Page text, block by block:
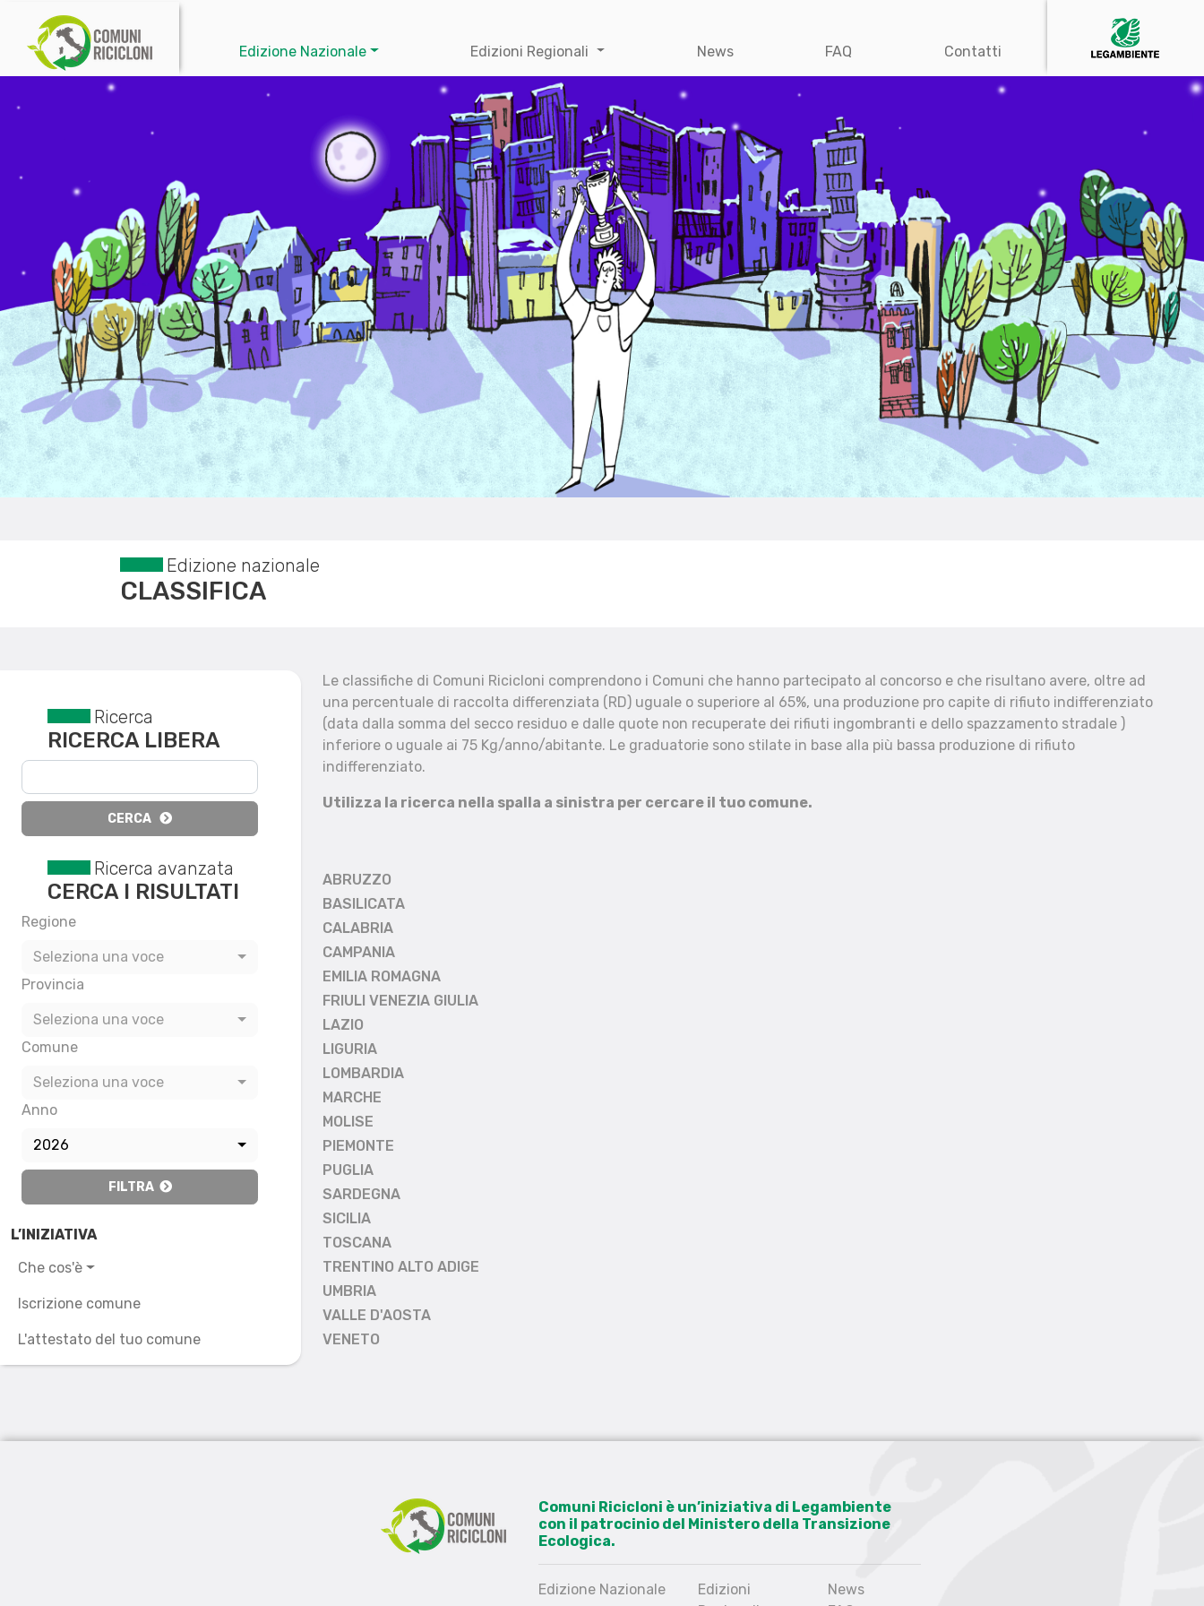
Edizione Nazionale Edizioni Regionali News FAQ Contatti
Edizione nazionale
CLASSIFICA
Reset filtri
Ricerca
RICERCA LIBERA
CERCA
Ricerca avanzata
CERCA I RISULTATI
Regione
Seleziona una voce
Provincia
Seleziona una voce
Comune
Seleziona una voce
Anno
2026
FILTRA
L’INIZIATIVA
Che cos'è
Iscrizione comune
L'attestato del tuo comune
Le classifiche di Comuni Ricicloni comprendono i Comuni che hanno partecipato al concorso e che risultano avere, oltre ad
una percentuale di raccolta differenziata (RD) uguale o superiore al 65%, una produzione pro capite di rifiuto indifferenziato
(data dalla somma del secco residuo e dalle quote non recuperate dei rifiuti ingombranti e dello spazzamento stradale )
inferiore o uguale ai 75 Kg/anno/abitante. Le graduatorie sono stilate in base alla più bassa produzione di rifiuto
indifferenziato.
Utilizza la ricerca nella spalla a sinistra per cercare il tuo comune.
ABRUZZO
BASILICATA
CALABRIA
CAMPANIA
EMILIA ROMAGNA
FRIULI VENEZIA GIULIA
LAZIO
LIGURIA
LOMBARDIA
MARCHE
MOLISE
PIEMONTE
PUGLIA
SARDEGNA
SICILIA
TOSCANA
TRENTINO ALTO ADIGE
UMBRIA
VALLE D'AOSTA
VENETO
Comuni Ricicloni è un’iniziativa di Legambiente
con il patrocinio del Ministero della Transizione
Ecologica.
Edizione Nazionale
Edizioni
News